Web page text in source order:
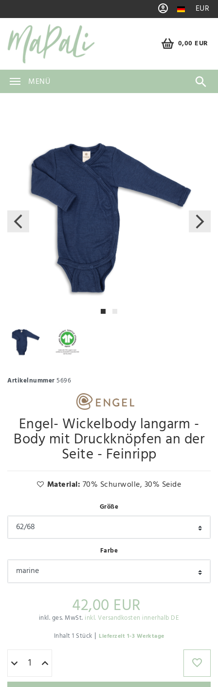
EUR
0,00 EUR
MENÜ
Artikelnummer5696
Engel- Wickelbody langarm -
Body mit Druckknöpfen an der
Seite - Feinripp
Material: 70% Schurwolle, 30% Seide
Größe
Farbe
42,00 EUR
inkl. ges. MwSt. inkl. Versandkosten innerhalb DE
Inhalt1 Stück | Lieferzeit 1-3 Werktage